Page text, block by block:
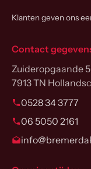
Klanten geven ons
Contact
Zuideropgaande
7913 TN
0528 34 3777
06 5050 2161